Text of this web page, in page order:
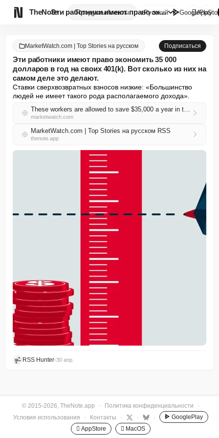
TheNote ПродуктыАгенты Эти работники имеют право экон...
Русский GooglePlay

MarketWatch.com | Top Stories на русском Подписаться
Эти работники имеют право экономить 35 000
долларов в год на своих 401(k). Вот сколько из них на
самом деле это делают.
Ставки сверхвозвратных взносов низкие: «Большинство
людей не имеет такого рода располагаемого дохода».
These workers are allowed to save $35,000 a year in their 401(k)s. Here’s how many actually do it.
marketwatch.com
MarketWatch.com | Top Stories на русском RSS
thenote.app
RSS Hunter•30 апр.
© 2015-2026, TheNote.app · Политика конфиденциальности
·
Условия использования
· Контакты · · ·
GooglePlay
 AppStore
 MacOS